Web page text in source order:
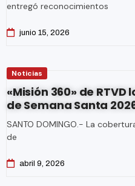
entregó reconocimientos
junio 15, 2026
Noticias
«Misión 360» de
de Semana Santa
SANTO DOMINGO.- La
de
abril 9, 2026